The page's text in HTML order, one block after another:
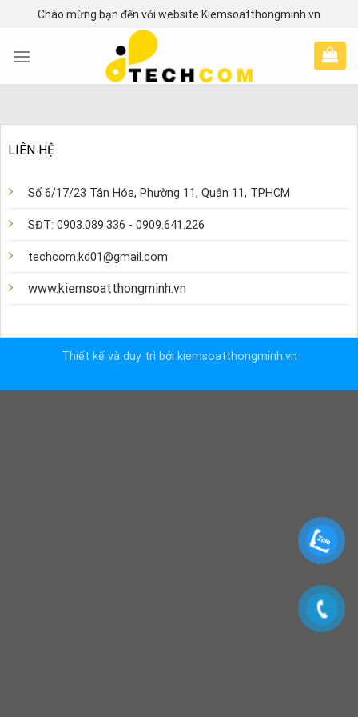
content
Chào mừng bạn đến với website Kiemsoatthongminh.vn
LIÊN HỆ
Số 6/17/23 Tân Hóa, Phường 11, Quận 11, TPHCM
SĐT: 0903.089.336 - 0909.641.226
techcom.kd01@gmail.com
www.kiemsoatthongminh.vn
Thiết kế và duy trì bởi kiemsoatthongminh.vn